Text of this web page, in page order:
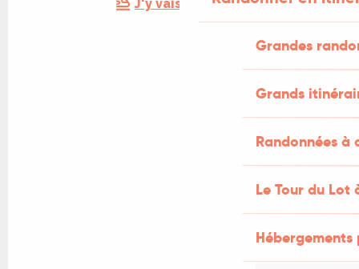
Grandes
Grands
Randonnées
Le Tour du Lot
J'y vais en train !